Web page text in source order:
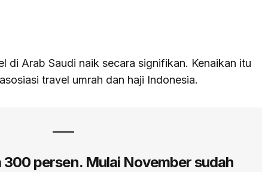
di Arab Saudi naik secara signifikan. Kenaikan itu
travel umrah dan haji Indonesia.
300 persen. Mulai November sudah